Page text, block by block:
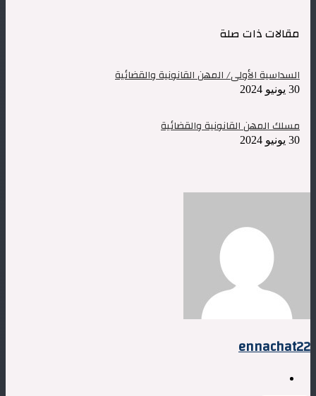
مقالات ذات صلة
السداسية الأولى/ المهن القانونية والقضائية
30 يونيو 2024
مسلك المهن القانونية والقضائية
30 يونيو 2024
ennachat22